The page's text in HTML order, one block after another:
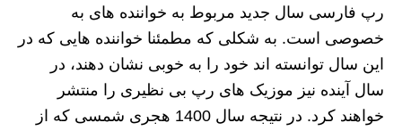
رپ فارسی سال جدید مربوط به خواننده های به
خصوصی است. به شکلی که مطمئنا خواننده هایی که در
این سال توانسته اند خود را به خوبی نشان دهند، در
سال آینده نیز موزیک های رپ بی نظیری را منتشر
خواهند کرد. در نتیجه سال 1400 هجری شمسی که از